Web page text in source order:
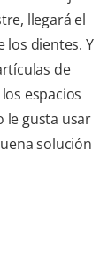
llegará el
los dientes. Y
de
espacios
le gusta usar
solución